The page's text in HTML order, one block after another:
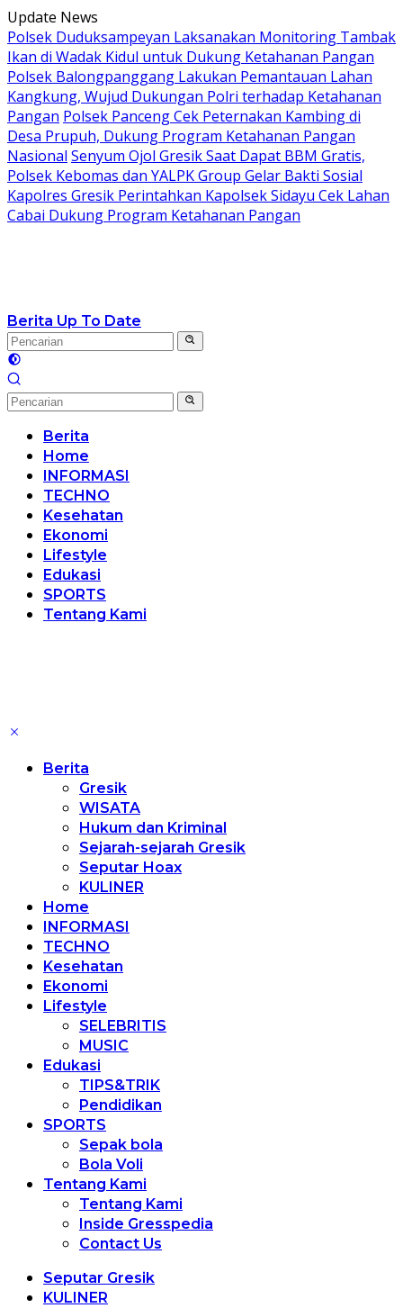
Langsung
ke
konten
Update News
Polsek Duduksampeyan Laksanakan Monitoring Tambak
Ikan di Wadak Kidul untuk Dukung Ketahanan Pangan
Polsek Balongpanggang Lakukan Pemantauan Lahan
Kangkung, Wujud Dukungan Polri terhadap Ketahanan
Pangan Polsek Panceng Cek Peternakan Kambing di
Desa Prupuh, Dukung Program Ketahanan Pangan
Nasional Senyum Ojol Gresik Saat Dapat BBM Gratis,
Polsek Kebomas dan YALPK Group Gelar Bakti Sosial
Kapolres Gresik Perintahkan Kapolsek Sidayu Cek Lahan
Cabai Dukung Program Ketahanan Pangan
Berita Up To Date
Berita
Home
INFORMASI
TECHNO
Kesehatan
Ekonomi
Lifestyle
Edukasi
SPORTS
Tentang Kami
Berita
Gresik
WISATA
Hukum dan Kriminal
Sejarah-sejarah Gresik
Seputar Hoax
KULINER
Home
INFORMASI
TECHNO
Kesehatan
Ekonomi
Lifestyle
SELEBRITIS
MUSIC
Edukasi
TIPS&TRIK
Pendidikan
SPORTS
Sepak bola
Bola Voli
Tentang Kami
Tentang Kami
Inside Gresspedia
Contact Us
Seputar Gresik
KULINER